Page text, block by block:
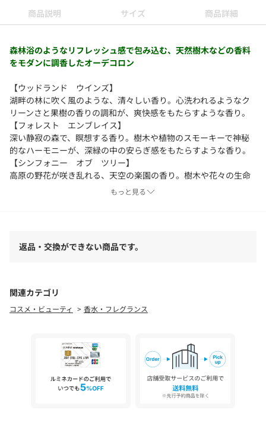
商品説明 サイズ 商品詳細
森林浴のようなリフレッシュ感で包み込む、天然樹木などの香料
をモダンに調香したオーデコロン
【ウッドランド ウインズ】
湖畔の林に吹く風のような、清々しい香り。心洗われるようなク
リーンさと果樹の香りの調和が、爽快感をもたらすような香り。
【フォレスト エンブレイス】
深い静寂の森で、瞑想する香り。樹木や植物のスモーキーで神秘
的なハーモニーが、深緑の中の安らぎ感をもたらすような香り。
【シンフォニー オブ ツリー】
高原の野花が咲き乱れる、天空の楽園の香り。樹木や花々の生命
力あふれる甘い香気が、ポジティブな気持ちをもたらすような香
◇肌に直接つけて日光にあたると、まれにかぶれたり、シミにな
ることがありますのでご注意ください。
◇肌の敏感な方は、直接肌にお使いにならないでください。
◇乳幼児の手の届かないところに置いてください。
◇目に入った場合は、すぐに水かぬるま湯で洗い流してくださ
◇洗面台などの湿気が著しい場所での使用は避けてください。木
もっと見る
返品・交換ができない商品です。
関連カテゴリ
コスメ・ビューティ 香水・フレグランス